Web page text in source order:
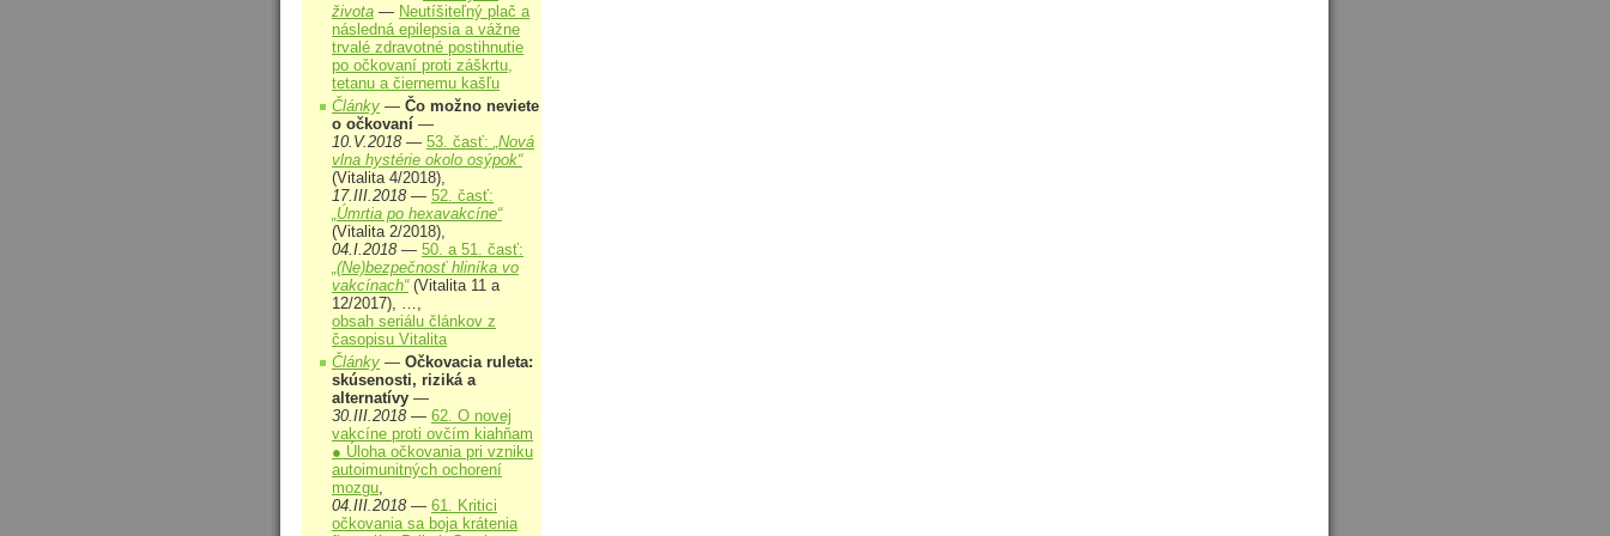
života — Neutíšiteľný plač a
následná epilepsia a vážne
trvalé zdravotné postihnutie
po očkovaní proti záškrtu,
tetanu a čiernemu kašľu
Články — Čo možno neviete
o očkovaní —
10.V.2018 — 53. časť: „Nová
vlna hystérie okolo osýpok“
(Vitalita 4/2018),
17.III.2018 — 52. časť:
„Úmrtia po hexavakcíne“
(Vitalita 2/2018),
04.I.2018 — 50. a 51. časť:
„(Ne)bezpečnosť hliníka vo
vakcínach“(Vitalita 11 a
12/2017), …,
obsah seriálu článkov z
časopisu Vitalita
Články — Očkovacia ruleta:
skúsenosti, riziká a
alternatívy —
30.III.2018 — 62. O novej
vakcíne proti ovčím kiahňam
● Úloha očkovania pri vzniku
autoimunitných ochorení
mozgu,
04.III.2018 — 61. Kritici
očkovania sa boja krátenia